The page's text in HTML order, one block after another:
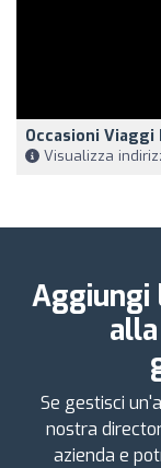
Occasioni Viaggi
Visualizza
Aggiungi
Se gestisci
nostra
azienda e